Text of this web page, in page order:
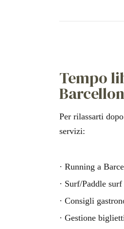
Tempo
Per rilassarti
servizi:
· Running a
· Surf/Paddle
· Consigli
· Gestione